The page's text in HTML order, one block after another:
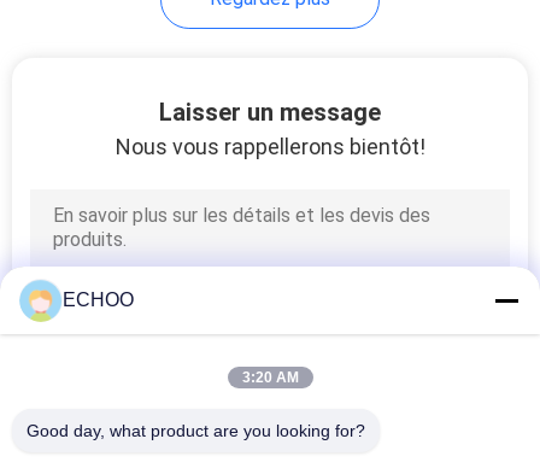
Voie en caoutchouc
Cylindre de tendeur
de voie
Laisser un message
Nous vous rappellerons bientôt!
ECHOO
3:20 AM
Good day, what product are you looking for?